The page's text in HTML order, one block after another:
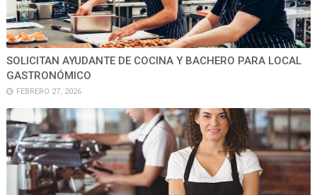
SOLICITAN AYUDANTE DE COCINA Y BACHERO PARA LOCAL
GASTRONÓMICO
FEBRERO 27, 2026